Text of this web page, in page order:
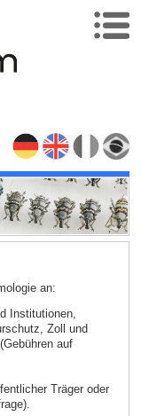
an:
Institutionen,
Zoll und
auf
Träger oder